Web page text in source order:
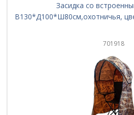
Засидка со
В130*Д100*Ш80см,охотничья,
701918